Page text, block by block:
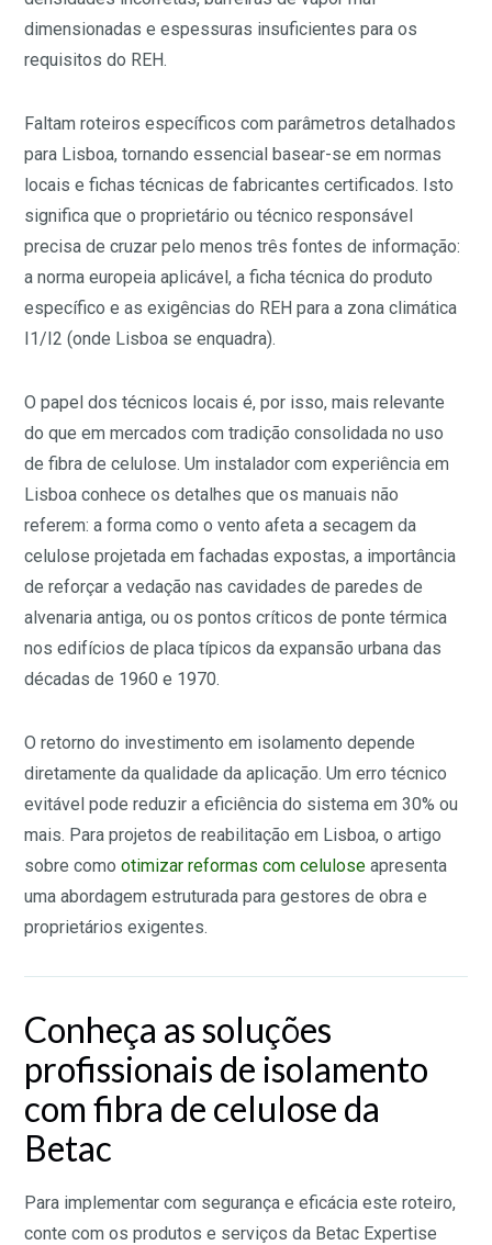
dimensionadas e espessuras insuficientes para os
requisitos do REH.
Faltam roteiros específicos com parâmetros detalhados
para Lisboa, tornando essencial basear-se em normas
locais e fichas técnicas de fabricantes certificados. Isto
significa que o proprietário ou técnico responsável
precisa de cruzar pelo menos três fontes de informação:
a norma europeia aplicável, a ficha técnica do produto
específico e as exigências do REH para a zona climática
I1/I2 (onde Lisboa se enquadra).
O papel dos técnicos locais é, por isso, mais relevante
do que em mercados com tradição consolidada no uso
de fibra de celulose. Um instalador com experiência em
Lisboa conhece os detalhes que os manuais não
referem: a forma como o vento afeta a secagem da
celulose projetada em fachadas expostas, a importância
de reforçar a vedação nas cavidades de paredes de
alvenaria antiga, ou os pontos críticos de ponte térmica
nos edifícios de placa típicos da expansão urbana das
décadas de 1960 e 1970.
O retorno do investimento em isolamento depende
diretamente da qualidade da aplicação. Um erro técnico
evitável pode reduzir a eficiência do sistema em 30% ou
mais. Para projetos de reabilitação em Lisboa, o artigo
sobre comootimizar reformas com celulose apresenta
uma abordagem estruturada para gestores de obra e
proprietários exigentes.
Conheça as soluções
profissionais de isolamento
com fibra de celulose da
Betac
Para implementar com segurança e eficácia este roteiro,
conte com os produtos e serviços da Betac Expertise